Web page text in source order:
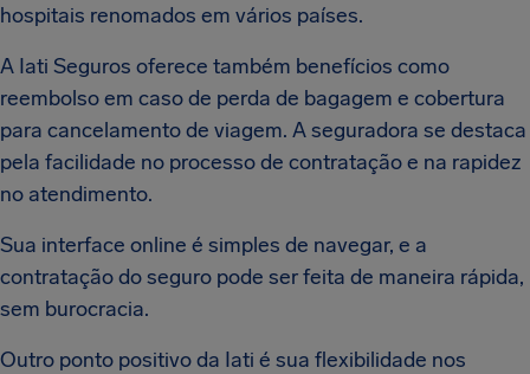
hospitais renomados em vários países.
A Iati Seguros oferece também benefícios como
reembolso em caso de perda de bagagem e cobertura
para cancelamento de viagem. A seguradora se destaca
pela facilidade no processo de contratação e na rapidez
no atendimento.
Sua interface online é simples de navegar, e a
contratação do seguro pode ser feita de maneira rápida,
sem burocracia.
Outro ponto positivo da Iati é sua flexibilidade nos